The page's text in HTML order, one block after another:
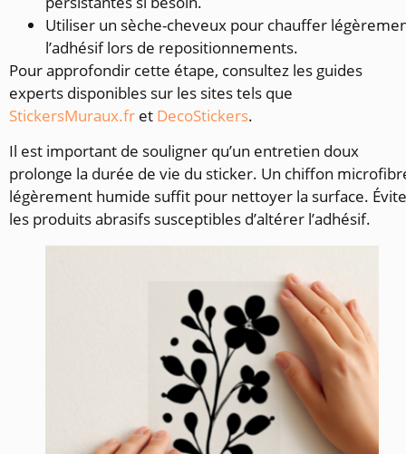
Utiliser un sèche-cheveux pour chauffer
l’adhésif lors de repositionnements.
Pour approfondir cette étape, consultez les guides
experts disponibles sur les sites tels que
StickersMuraux.fr et DecoStickers.
Il est important de souligner qu’un entretien doux
prolonge la durée de vie du sticker. Un chiffon
légèrement humide suffit pour nettoyer la surface.
les produits abrasifs susceptibles d’altérer l’adhésif.